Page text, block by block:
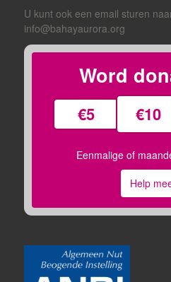
U kunt ook een email sturen
info@bahayaurora.org
Word
€5 €10
Eenmalige of
Help